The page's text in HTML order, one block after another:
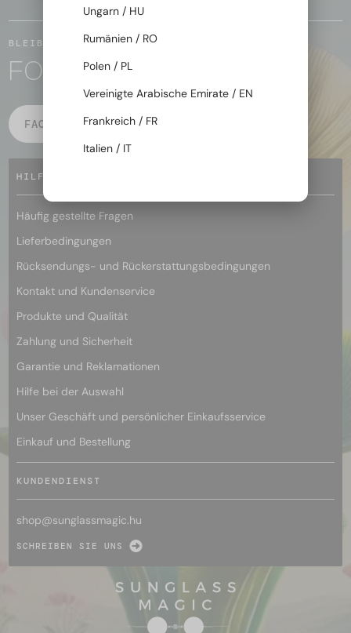
BLEIBEN WIR IN KONTAKT
FOLGE DER MAGIE
FACEBOOK INSTAGRAM
HILFE
Häufig gestellte Fragen
Lieferbedingungen
Rücksendungs- und Rückerstattungsbedingungen
Kontakt und Kundenservice
Produkte und Qualität
Zahlung und Sicherheit
Garantie und Reklamationen
Hilfe bei der Auswahl
Unser Geschäft und persönlicher Einkaufsservice
Einkauf und Bestellung
KUNDENDIENST
shop@sunglassmagic.hu
SCHREIBEN SIE UNS
Ungarn / HU
Rumänien / RO
Polen / PL
Vereinigte Arabische Emirate / EN
Frankreich / FR
Italien / IT